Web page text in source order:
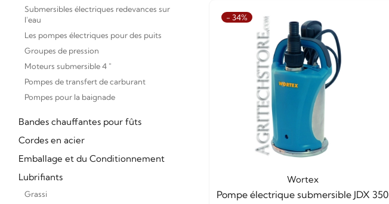
Submersibles électriques redevances sur
l'eau
Les pompes électriques pour des puits
Groupes de pression
Moteurs submersible 4 "
Pompes de transfert de carburant
Pompes pour la baignade
Bandes chauffantes pour fûts
Cordes en acier
Emballage et du Conditionnement
Lubrifiants
Grassi
- 34%
Wortex
Pompe électrique submersible JDX 350